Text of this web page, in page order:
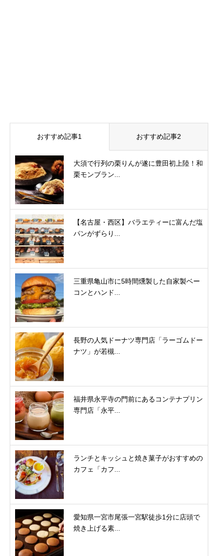
おすすめ記事1 おすすめ記事2
大須で行列の栗りんが遂に豊田初上陸！和
栗モンブラン...
【名古屋・西区】バラエティーに富んだ塩
パンがずらり...
三重県亀山市に5時間燻製した自家製ベー
コンとハンド...
長野の人気ドーナツ専門店「ラーゴムドー
ナツ」が若槻...
福井県永平寺の門前にあるコンテナプリン
専門店「永平...
ランチとキッシュと焼き菓子がおすすめの
カフェ「カフ...
愛知県一宮市尾張一宮駅徒歩1分に店頭で
焼き上げる素...